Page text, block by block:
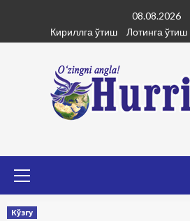
content
08.08.2026
Кириллга ўтиш
Лотинга ўтиш
Кўзгу